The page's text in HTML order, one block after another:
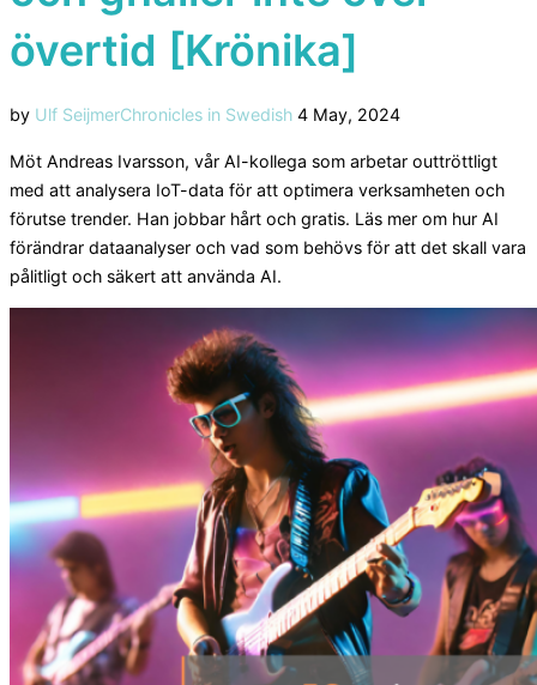
övertid [Krönika]
by Ulf SeijmerChronicles in SwedishPosted
4 May, 2024
Möt Andreas Ivarsson, vår AI-kollega som arbetar outtröttligt
med att analysera IoT-data för att optimera verksamheten och
förutse trender. Han jobbar hårt och gratis. Läs mer om hur AI
förändrar dataanalyser och vad som behövs för att det skall vara
pålitligt och säkert att använda AI.